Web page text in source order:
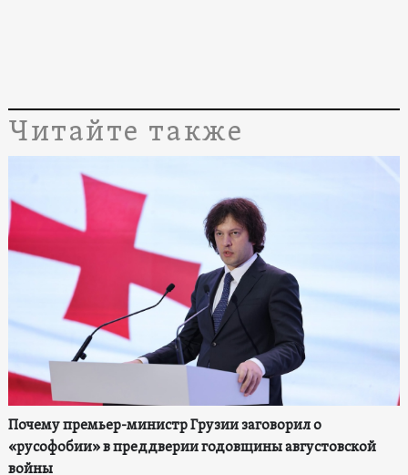
Читайте также
Почему премьер-министр Грузии заговорил о
«русофобии» в преддверии годовщины августовской
войны